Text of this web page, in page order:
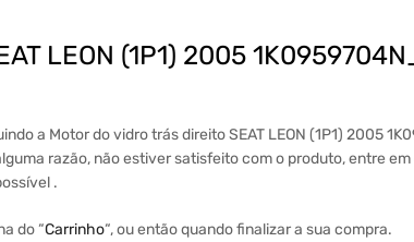
LEON (1P1) 2005
a Motor do vidro trás direito SEAT LEON (1P1) 2005
razão, não estiver satisfeito com o produto, entre
.
do “Carrinho“, ou então quando finalizar a sua compra.